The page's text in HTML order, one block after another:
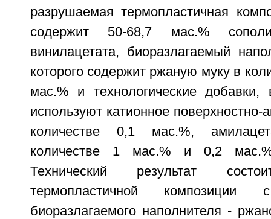
разрушаемая термопластичная
содержит 50-68,7 мас.%
винилацетата, биоразлагаемый
которого содержит ржаную муку в
мас.% и технологические добавки,
используют катионное поверхностно-
количестве 0,1 мас.%,
количестве 1 мас.% и 0,2
Технический результат
термопластичной композиции
биоразлагаемого наполнителя -